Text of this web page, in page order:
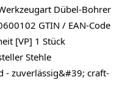
Dübel-Bohrer
GTIN / EAN-Code
[VP] 1 Stück
Stehle
- zuverlässig&#39; craft-